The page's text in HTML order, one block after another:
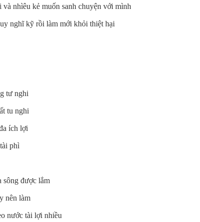
nhìêu kẻ muốn sanh chuyện với mình
nghĩ kỹ rồi làm mới khỏi thiệt hại
tư nghi
tu nghi
ích lợi
phì
được lắm
nên làm
nước tài lợi nhiều